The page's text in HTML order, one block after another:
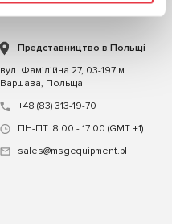
Представництво в Польщі
вул. Фамілійна 27, 03-197 м.
Варшава, Польща
+48 (83) 313-19-70
ПН-ПТ: 8:00 - 17:00 (GMT +1)
sales@msgequipment.pl